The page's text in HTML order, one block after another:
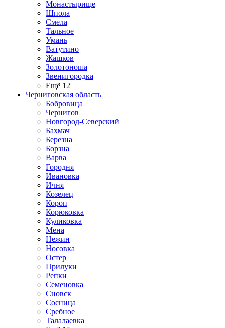
Монастырище
Шпола
Смела
Тальное
Умань
Ватутино
Жашков
Золотоноша
Звенигородка
Ещё 12
Черниговская область
Бобровица
Чернигов
Новгород-Северский
Бахмач
Березна
Борзна
Варва
Городня
Ивановка
Ичня
Козелец
Короп
Корюковка
Куликовка
Мена
Нежин
Носовка
Остер
Прилуки
Репки
Семеновка
Сновск
Сосница
Сребное
Талалаевка